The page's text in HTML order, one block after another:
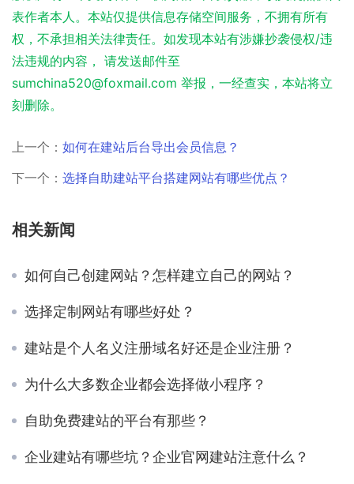
表作者本人。本站仅提供信息存储空间服务，不拥有所有
权，不承担相关法律责任。如发现本站有涉嫌抄袭侵权/违
法违规的内容， 请发送邮件至
sumchina520@foxmail.com 举报，一经查实，本站将立
刻删除。
上一个： 如何在建站后台导出会员信息？
下一个： 选择自助建站平台搭建网站有哪些优点？
相关新闻
如何自己创建网站？怎样建立自己的网站？
选择定制网站有哪些好处？
建站是个人名义注册域名好还是企业注册？
为什么大多数企业都会选择做小程序？
自助免费建站的平台有那些？
企业建站有哪些坑？企业官网建站注意什么？